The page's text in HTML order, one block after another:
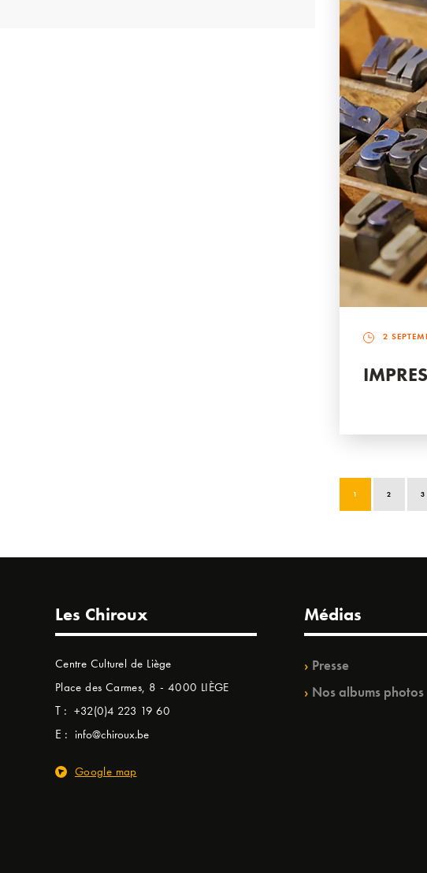
2
1 2 3
Les Chiroux
Centre Culturel de Liège
Place des Carmes, 8 - 4000 LIÈGE
T : +32(0)4 223 19 60
E : info@chiroux.be
Google map
Médias
Presse
Nos albums photos